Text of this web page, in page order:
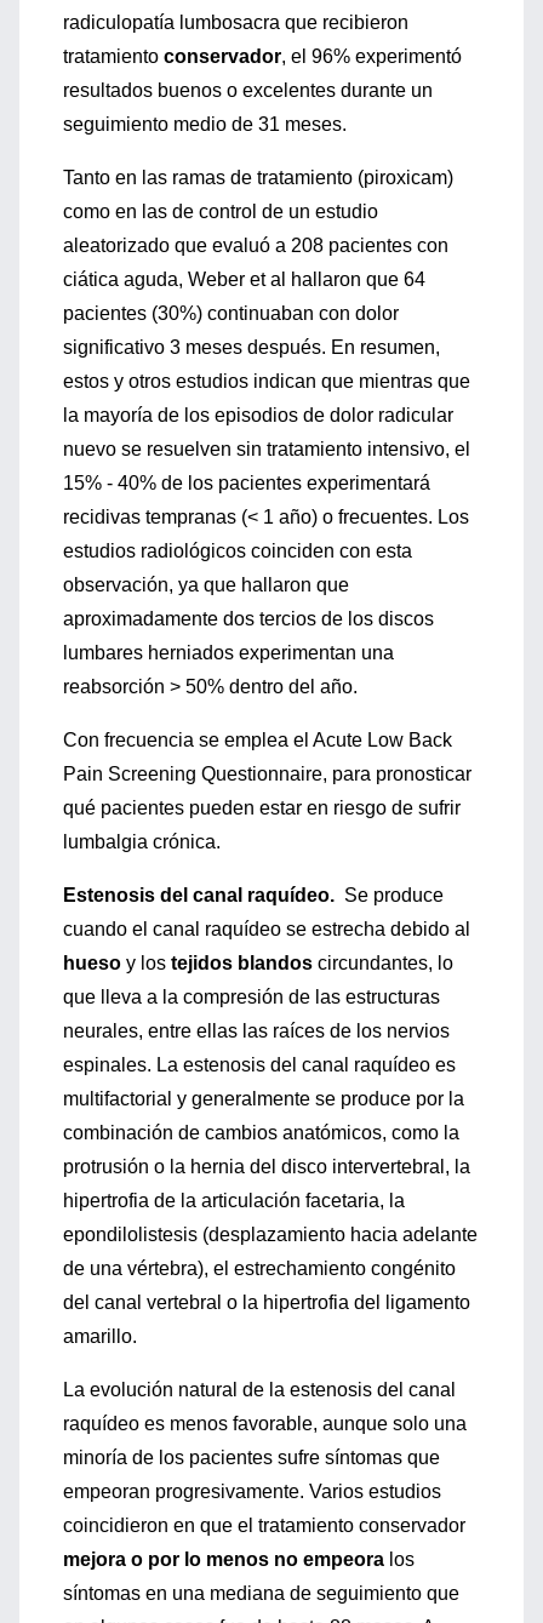
radiculopatía lumbosacra que recibieron
tratamiento conservador, el 96% experimentó
resultados buenos o excelentes durante un
seguimiento medio de 31 meses.
Tanto en las ramas de tratamiento (piroxicam)
como en las de control de un estudio
aleatorizado que evaluó a 208 pacientes con
ciática aguda, Weber et al hallaron que 64
pacientes (30%) continuaban con dolor
significativo 3 meses después. En resumen,
estos y otros estudios indican que mientras que
la mayoría de los episodios de dolor radicular
nuevo se resuelven sin tratamiento intensivo, el
15% - 40% de los pacientes experimentará
recidivas tempranas (< 1 año) o frecuentes. Los
estudios radiológicos coinciden con esta
observación, ya que hallaron que
aproximadamente dos tercios de los discos
lumbares herniados experimentan una
reabsorción > 50% dentro del año.
Con frecuencia se emplea el Acute Low Back
Pain Screening Questionnaire, para pronosticar
qué pacientes pueden estar en riesgo de sufrir
lumbalgia crónica.
Estenosis del canal raquídeo. Se produce
cuando el canal raquídeo se estrecha debido al
hueso y los tejidos blandos circundantes, lo
que lleva a la compresión de las estructuras
neurales, entre ellas las raíces de los nervios
espinales. La estenosis del canal raquídeo es
multifactorial y generalmente se produce por la
combinación de cambios anatómicos, como la
protrusión o la hernia del disco intervertebral, la
hipertrofia de la articulación facetaria, la
epondilolistesis (desplazamiento hacia adelante
de una vértebra), el estrechamiento congénito
del canal vertebral o la hipertrofia del ligamento
amarillo.
La evolución natural de la estenosis del canal
raquídeo es menos favorable, aunque solo una
minoría de los pacientes sufre síntomas que
empeoran progresivamente. Varios estudios
coincidieron en que el tratamiento conservador
mejora o por lo menos no empeora los
síntomas en una mediana de seguimiento que